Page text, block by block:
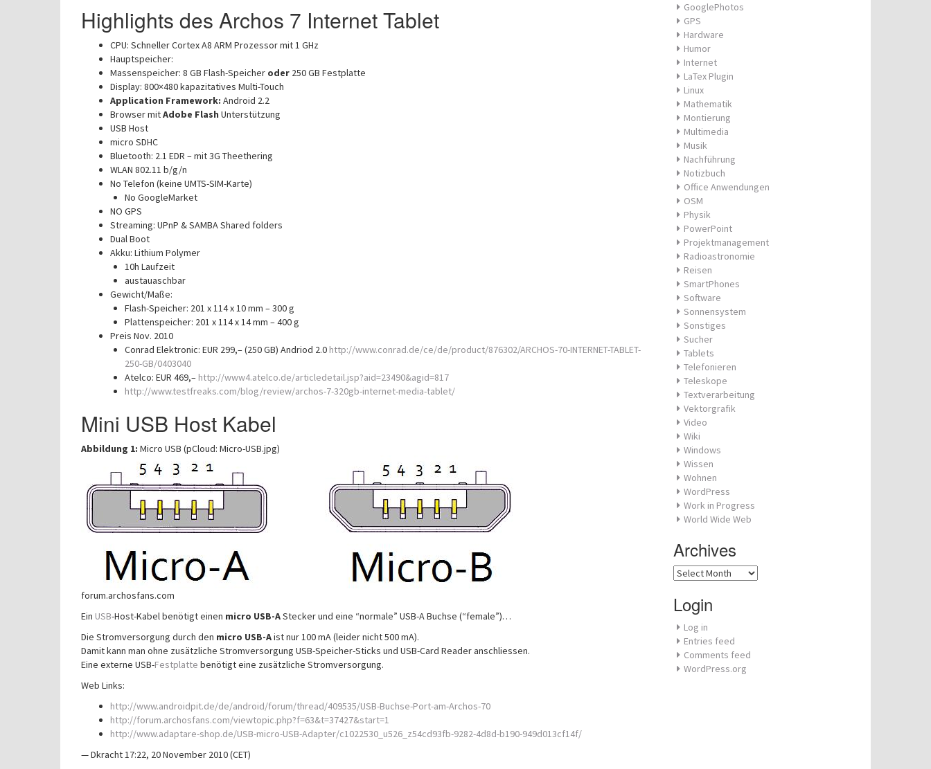
Highlights des Archos 7 Internet Tablet
CPU: Schneller Cortex A8 ARM Prozessor mit 1 GHz
Hauptspeicher:
Massenspeicher: 8 GB Flash-Speicher oder 250 GB Festplatte
Display: 800×480 kapazitatives Multi-Touch
Application Framework: Android 2.2
Browser mitAdobe Flash Unterstützung
USB Host
micro SDHC
Bluetooth: 2.1 EDR – mit 3G Theethering
WLAN 802.11 b/g/n
No Telefon (keine UMTS-SIM-Karte)
No GoogleMarket
NO GPS
Streaming: UPnP & SAMBA Shared folders
Dual Boot
Akku: Lithium Polymer
10h Laufzeit
austauaschbar
Gewicht/Maße:
Flash-Speicher: 201 x 114 x 10 mm – 300 g
Plattenspeicher: 201 x 114 x 14 mm – 400 g
Preis Nov. 2010
Conrad Elektronic: EUR 299,– (250 GB) Andriod 2.0 http://www.conrad.de/ce/de/product/876302/ARCHOS-70-INTERNET-TABLET-
250-GB/0403040
Atelco: EUR 469,– http://www4.atelco.de/articledetail.jsp?aid=23490&agid=817
http://www.testfreaks.com/blog/review/archos-7-320gb-internet-media-tablet/
Mini USB Host Kabel
Abbildung 1: Micro USB (pCloud: Micro-USB.jpg)
forum.archosfans.com
Ein USB-Host-Kabel benötigt einen micro USB-AStecker und eine “normale” USB-A Buchse (“female”)…
Die Stromversorgung durch den micro USB-Aist nur 100 mA (leider nicht 500 mA).
Damit kann man ohne zusätzliche Stromversorgung USB-Speicher-Sticks und USB-Card Reader anschliessen.
Eine externe USB-Festplatte benötigt eine zusätzliche Stromversorgung.
Web Links:
http://www.androidpit.de/de/android/forum/thread/409535/USB-Buchse-Port-am-Archos-70
http://forum.archosfans.com/viewtopic.php?f=63&t=37427&start=1
http://www.adaptare-shop.de/USB-micro-USB-Adapter/c1022530_u526_z54cd93fb-9282-4d8d-b190-949d013cf14f/
— Dkracht 17:22, 20 November 2010 (CET)
GooglePhotos
GPS
Hardware
Humor
Internet
LaTex Plugin
Linux
Mathematik
Montierung
Multimedia
Musik
Nachführung
Notizbuch
Office Anwendungen
OSM
Physik
PowerPoint
Projektmanagement
Radioastronomie
Reisen
SmartPhones
Software
Sonnensystem
Sonstiges
Sucher
Tablets
Telefonieren
Teleskope
Textverarbeitung
Vektorgrafik
Video
Wiki
Windows
Wissen
Wohnen
WordPress
Work in Progress
World Wide Web
Archives
Archives
Login
Log in
Entries feed
Comments feed
WordPress.org